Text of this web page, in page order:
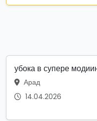
убока в супере
Арад
14.04.2026